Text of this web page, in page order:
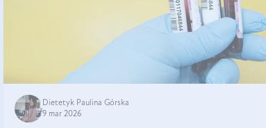
Dietetyk Paulina Górska
9 mar 2026